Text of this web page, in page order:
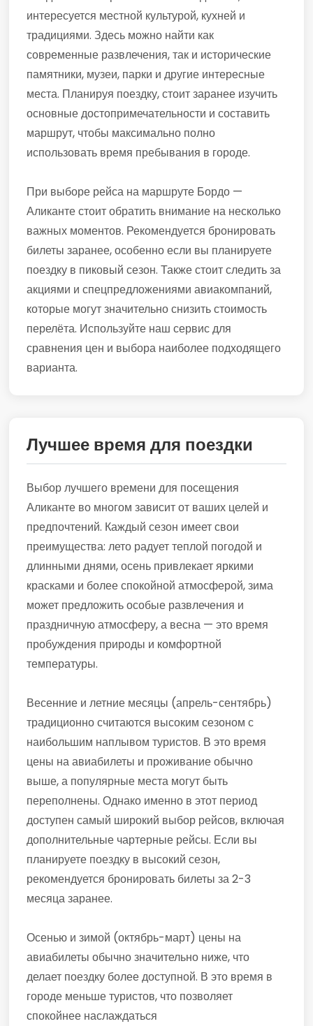
интересуется местной культурой, кухней и
традициями. Здесь можно найти как
современные развлечения, так и исторические
памятники, музеи, парки и другие интересные
места. Планируя поездку, стоит заранее изучить
основные достопримечательности и составить
маршрут, чтобы максимально полно
использовать время пребывания в городе.
При выборе рейса на маршруте Бордо —
Аликанте стоит обратить внимание на несколько
важных моментов. Рекомендуется бронировать
билеты заранее, особенно если вы планируете
поездку в пиковый сезон. Также стоит следить за
акциями и спецпредложениями авиакомпаний,
которые могут значительно снизить стоимость
перелёта. Используйте наш сервис для
сравнения цен и выбора наиболее подходящего
варианта.
Лучшее время для поездки
Выбор лучшего времени для посещения
Аликанте во многом зависит от ваших целей и
предпочтений. Каждый сезон имеет свои
преимущества: лето радует теплой погодой и
длинными днями, осень привлекает яркими
красками и более спокойной атмосферой, зима
может предложить особые развлечения и
праздничную атмосферу, а весна — это время
пробуждения природы и комфортной
температуры.
Весенние и летние месяцы (апрель-сентябрь)
традиционно считаются высоким сезоном с
наибольшим наплывом туристов. В это время
цены на авиабилеты и проживание обычно
выше, а популярные места могут быть
переполнены. Однако именно в этот период
доступен самый широкий выбор рейсов, включая
дополнительные чартерные рейсы. Если вы
планируете поездку в высокий сезон,
рекомендуется бронировать билеты за 2-3
месяца заранее.
Осенью и зимой (октябрь-март) цены на
авиабилеты обычно значительно ниже, что
делает поездку более доступной. В это время в
городе меньше туристов, что позволяет
спокойнее наслаждаться